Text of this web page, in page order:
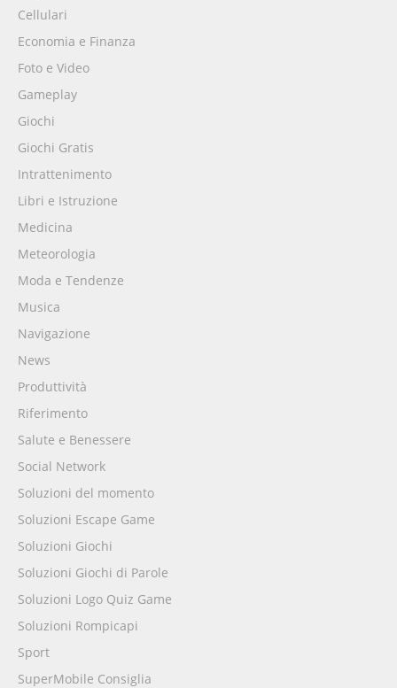
Cellulari
Economia e Finanza
Foto e Video
Gameplay
Giochi
Giochi Gratis
Intrattenimento
Libri e Istruzione
Medicina
Meteorologia
Moda e Tendenze
Musica
Navigazione
News
Produttività
Riferimento
Salute e Benessere
Social Network
Soluzioni del momento
Soluzioni Escape Game
Soluzioni Giochi
Soluzioni Giochi di Parole
Soluzioni Logo Quiz Game
Soluzioni Rompicapi
Sport
SuperMobile Consiglia